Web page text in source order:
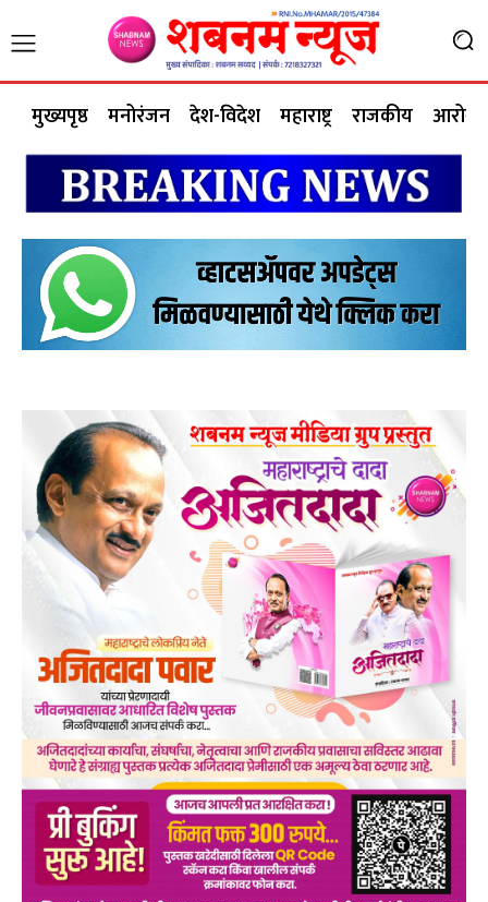
मुख्यपृष्ठ मनोरंजन देश-विदेश महाराष्ट्र राजकीय आरोग्य